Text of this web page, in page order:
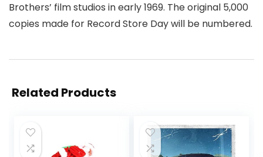
Brothers’ film studios in early 1969. The original 5,000
copies made for Record Store Day will be numbered.
Related Products